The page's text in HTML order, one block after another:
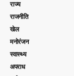
राज्य
राजनीति
खेल
मनोरंजन
स्वास्थ्य
अपराध